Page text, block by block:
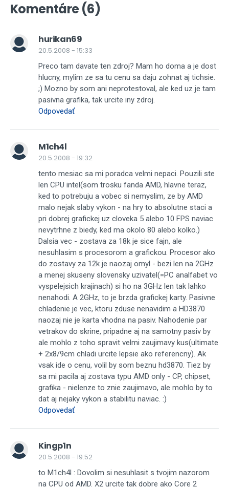
Komentáre (6)
hurikan69
20.5.2008 - 15:33
Preco tam davate ten zdroj? Mam ho doma a je dost
hlucny, mylim ze sa tu cenu sa daju zohnat aj tichsie.
;) Mozno by som ani neprotestoval, ale ked uz je tam
pasivna grafika, tak urcite iny zdroj.
Odpovedať
M1ch4l
20.5.2008 - 19:32
tento mesiac sa mi poradca velmi nepaci. Pouzili ste
len CPU intel(som trosku fanda AMD, hlavne teraz,
ked to potrebuju a vobec si nemyslim, ze by AMD
malo nejak slaby vykon - na hry to absolutne staci a
pri dobrej grafickej uz cloveka 5 alebo 10 FPS naviac
nevytrhne z biedy, ked ma okolo 80 alebo kolko.)
Dalsia vec - zostava za 18k je sice fajn, ale
nesuhlasim s procesorom a grafickou. Procesor ako
do zostavy za 12k je naozaj omyl - bezi len na 2GHz
a menej skuseny slovensky uzivatel(=PC analfabet vo
vyspelejsich krajinach) si ho na 3GHz len tak lahko
nenahodi. A 2GHz, to je brzda grafickej karty. Pasivne
chladenie je vec, ktoru zduse nenavidim a HD3870
naozaj nie je karta vhodna na pasiv. Nahodenie par
vetrakov do skrine, pripadne aj na samotny pasiv by
ale mohlo z toho spravit velmi zaujimavy kus(ultimate
+ 2x8/9cm chladi urcite lepsie ako referencny). Ak
vsak ide o cenu, volil by som beznu hd3870. Tiez by
sa mi pacila aj zostava typu AMD only - CP, chipset,
grafika - nielenze to znie zaujimavo, ale mohlo by to
dat aj nejaky vykon a stabilitu naviac. :)
Odpovedať
Kingp1n
20.5.2008 - 19:52
to M1ch4l : Dovolim si nesuhlasit s tvojim nazorom
na CPU od AMD. X2 urcite tak dobre ako Core 2